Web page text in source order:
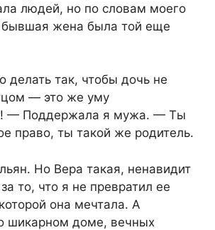
людей, но по словам моего
жена была той еще
делать так, чтобы дочь не
— это же уму
— Поддержала я мужа. — Ты
право, ты такой же родитель.
Но Вера такая, ненавидит
то, что я не превратил ее
она мечтала. А
шикарном доме, вечных